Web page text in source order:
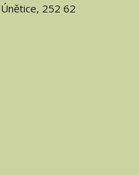
Únětice, 252 62